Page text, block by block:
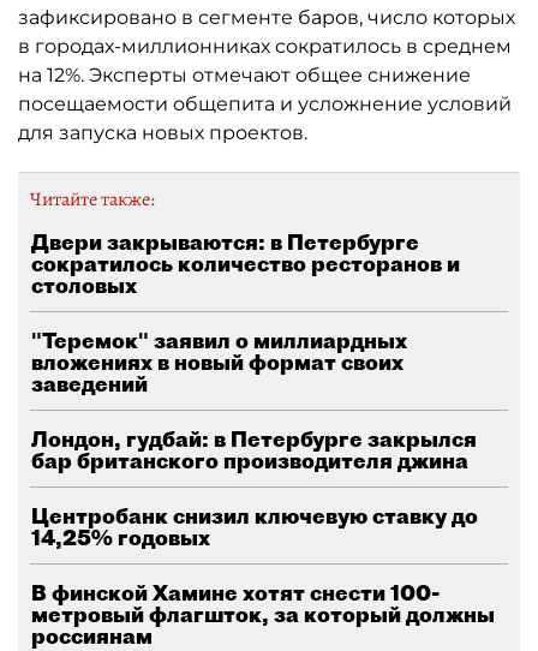
зафиксировано в сегменте баров, число которых
в городах-миллионниках сократилось в среднем
на 12%. Эксперты отмечают общее снижение
посещаемости общепита и усложнение условий
для запуска новых проектов.
Читайте также:
Двери закрываются: в Петербурге
сократилось количество ресторанов и
столовых
"Теремок" заявил о миллиардных
вложениях в новый формат своих
заведений
Лондон, гудбай: в Петербурге закрылся
бар британского производителя джина
Центробанк снизил ключевую ставку до
14,25% годовых
В финской Хамине хотят снести 100-
метровый флагшток, за который должны
россиянам